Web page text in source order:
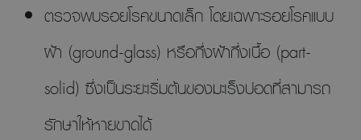
ตรวจพบรอยโรคขนาดเล็ก โดยเฉพาะรอยโรคแบบ
ฝ้า (ground-glass) หรือกึ่งฝ้ากึ่งเนื้อ (part-
solid) ซึ่งเป็นระยะเริ่มต้นของมะเร็งปอดที่สามารถ
รักษาให้หายขาดได้